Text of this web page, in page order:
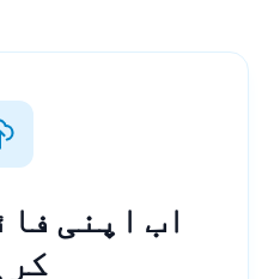
اب اپنی